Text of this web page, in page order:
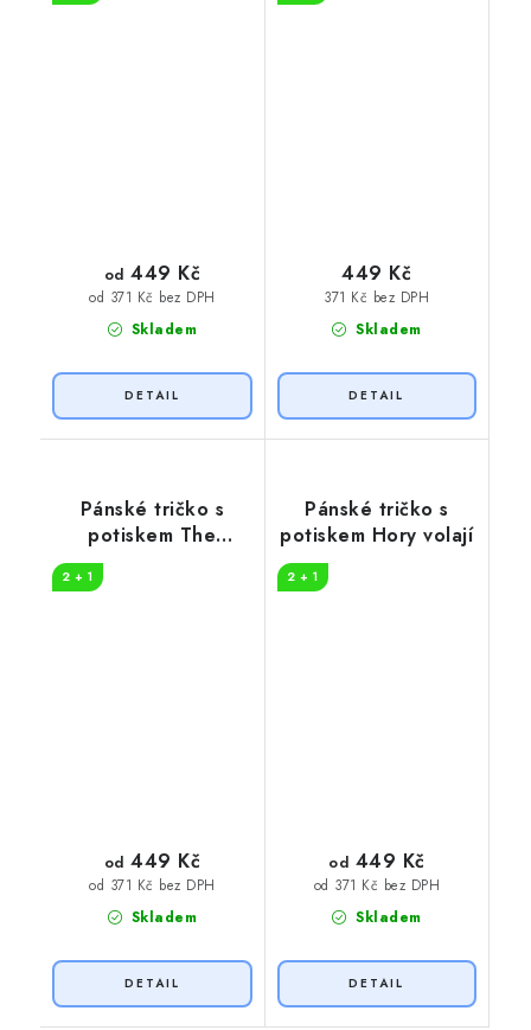
Skladem
od 371 Kč bez DPH
od 449 Kč
Skladem
371 Kč bez DPH
449 Kč
Pánské tričko s
potiskem The
2 + 1
Skladem
od 371 Kč bez DPH
od 449 Kč
Pánské tričko s
potiskem Hory volají
2 + 1
Skladem
od 371 Kč bez DPH
od 449 Kč